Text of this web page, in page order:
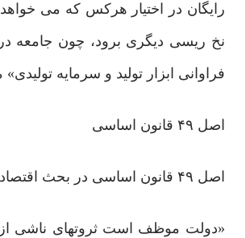
رایگان در اختیار هرکس که می
نخ ریسی دیگری برود، چون جامعه
فراوانی ابزار تولید و سرمایه
اصل ۴۹ قانون اساسی
اصل ۴۹ قانون اساسی در بحث اقتصاد به همین منظور درج شده است. این اصل می گوید:
«دولت موظف است ثروتهای ناشی از